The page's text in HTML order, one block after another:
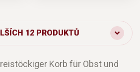
12 PRODUKTŮ
Korb für Obst und